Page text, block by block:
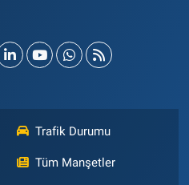
Trafik Durumu
Tüm Manşetler